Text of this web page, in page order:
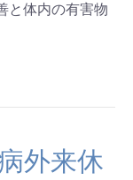
と体内の有害物
外来休